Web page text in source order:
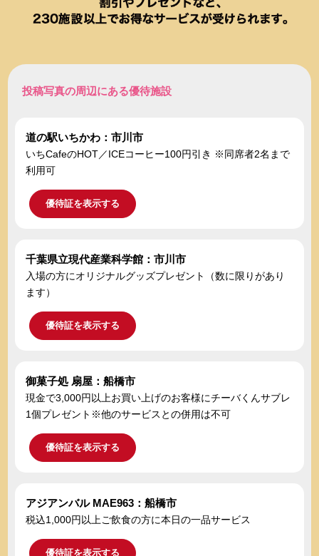
投稿写真の周辺にある優待施設
道の駅いちかわ：市川市
いちCafeのHOT／ICEコーヒー100円引き ※同席者2名まで
利用可
優待証を表示する
千葉県立現代産業科学館：市川市
入場の方にオリジナルグッズプレゼント（数に限りがあり
ます）
優待証を表示する
御菓子処 扇屋：船橋市
現金で3,000円以上お買い上げのお客様にチーバくんサブレ
1個プレゼント※他のサービスとの併用は不可
優待証を表示する
アジアンバル MAE963：船橋市
税込1,000円以上ご飲食の方に本日の一品サービス
優待証を表示する